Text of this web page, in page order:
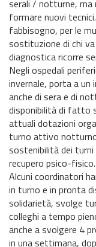
serali / notturne,
formare nuovi
fabbisogno, per le
sostituzione di chi
diagnostica ricorre
Negli ospedali
invernale, porta a un
anche di sera e di
disponibilità di fatto
attuali dotazioni
turno attivo
sostenibilità dei turni
recupero psico-fisico.
Alcuni coordinatori
in turno e in pronta
solidarietà, svolge
colleghi a tempo
anche a svolgere 4
in una settimana,